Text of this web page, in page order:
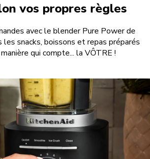
vos propres règles
avec le blender Pure Power de
les snacks, boissons et repas préparés
qui compte... la VÔTRE !